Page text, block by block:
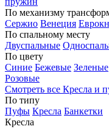
По механизму
Сержио Венеция
По спальному месту
Двуспальные
По цвету
Синие Бежевые Зеленые
Розовые
Смотреть все Кресла и
По типу
Пуфы Кресла Банкетки
Кресла